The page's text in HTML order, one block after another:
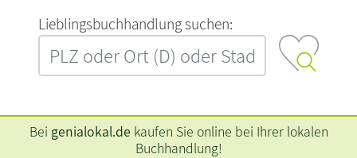
L‍i‍e‍b‍l‍i‍n‍g‍s‍b‍u‍c‍h‍h‍a‍n‍d‍l‍u‍n‍g‍ ‍s‍u‍c‍h‍e‍n‍:‍
Bei genialokal.de kaufen Sie online bei Ihrer lokalen
Buchhandlung!